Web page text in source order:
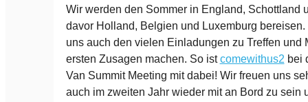
Wir werden den Sommer in England, Schottland
davor Holland, Belgien und Luxemburg
uns auch den vielen Einladungen zu Treffen und
ersten Zusagen machen. So istcomewithus2 bei
Van Summit Meeting mit dabei! Wir freuen uns
auch im zweiten Jahr wieder mit an Bord zu sein